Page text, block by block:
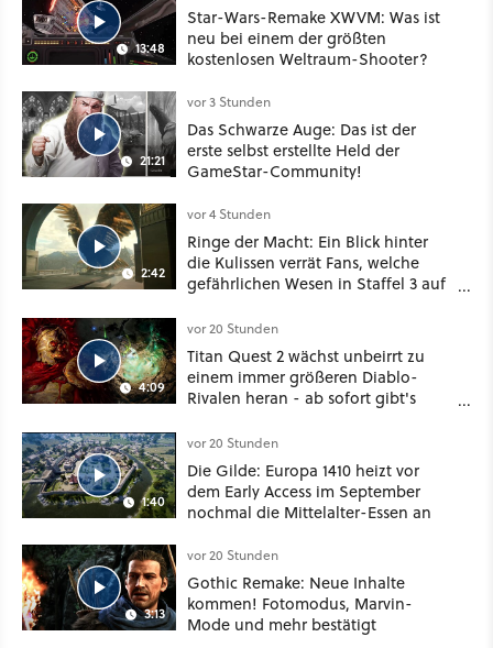
13:48
Star-Wars-Remake XWVM: Was ist
neu bei einem der größten
kostenlosen Weltraum-Shooter?
21:21
vor 3 Stunden
Das Schwarze Auge: Das ist der
erste selbst erstellte Held der
GameStar-Community!
2:42
vor 4 Stunden
Ringe der Macht: Ein Blick hinter
die Kulissen verrät Fans, welche
gefährlichen Wesen in Staffel 3 auf
4:09
vor 20 Stunden
Titan Quest 2 wächst unbeirrt zu
einem immer größeren Diablo-
Rivalen heran - ab sofort gibt's
Klasse
1:40
vor 20 Stunden
Die Gilde: Europa 1410 heizt vor
dem Early Access im September
nochmal die Mittelalter-Essen an
3:13
vor 20 Stunden
Gothic Remake: Neue Inhalte
kommen! Fotomodus, Marvin-
Mode und mehr bestätigt